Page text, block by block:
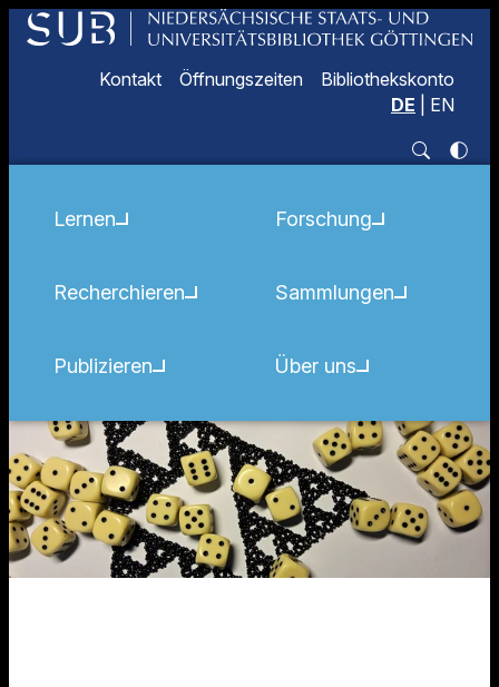
Kontakt Öffnungszeiten
Bibliothekskonto
DE
EN
Lernen
Recherchieren
Publizieren
Forschung
Sammlungen
Über uns